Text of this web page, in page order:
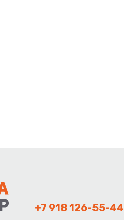
+7 918 126-55-44